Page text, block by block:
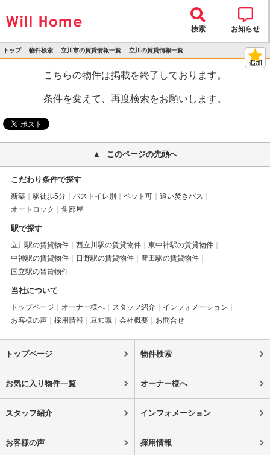
検索 お知らせ
トップ 物件検索 立川市の賃貸情報一覧 立川の賃貸情報一覧
こちらの物件は掲載を終了しております。
条件を変えて、再度検索をお願いします。
このページの先頭へ
こだわり条件で探す
新築 駅徒歩5分 バストイレ別 ペット可
追い焚きバス
オートロック
角部屋
駅で探す
立川駅の賃貸物件 西立川駅の賃貸物件
東中神駅の賃貸物件
中神駅の賃貸物件
日野駅の賃貸物件
豊田駅の賃貸物件
国立駅の賃貸物件
当社について
トップページ オーナー様へ スタッフ紹介
インフォメーション
お客様の声
採用情報 豆知識 会社概要 お問合せ
トップページ 物件検索
お気に入り物件一覧 オーナー様へ
スタッフ紹介 インフォメーション
お客様の声 採用情報